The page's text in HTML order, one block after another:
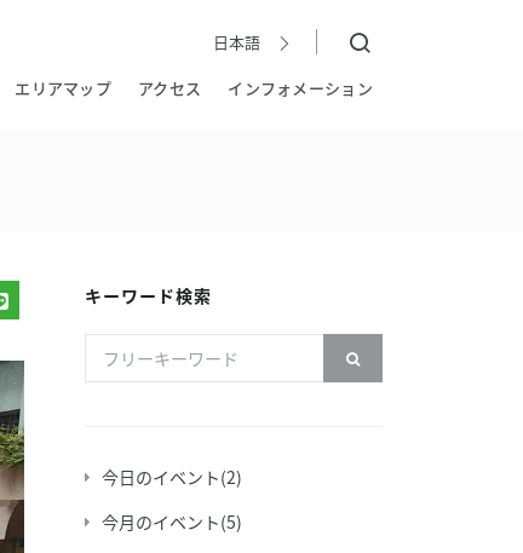
日本語 日本語
エリアマップ アクセス インフォメーション
キーワード検索
今日のイベント(2)
今月のイベント(5)